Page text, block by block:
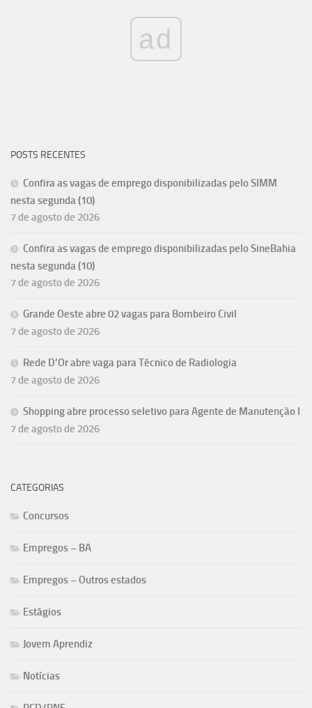
ad
POSTS RECENTES
Confira as vagas de emprego disponibilizadas pelo SIMM
nesta segunda (10)
7 de agosto de 2026
Confira as vagas de emprego disponibilizadas pelo SineBahia
nesta segunda (10)
7 de agosto de 2026
Grande Oeste abre 02 vagas para Bombeiro Civil
7 de agosto de 2026
Rede D’Or abre vaga para Técnico de Radiologia
7 de agosto de 2026
Shopping abre processo seletivo para Agente de Manutenção I
7 de agosto de 2026
CATEGORIAS
Concursos
Empregos – BA
Empregos – Outros estados
Estágios
Jovem Aprendiz
Notícias